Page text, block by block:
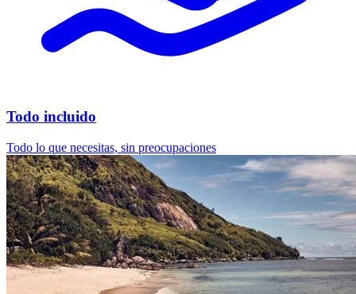
Todo incluido
Todo lo que necesitas, sin preocupaciones